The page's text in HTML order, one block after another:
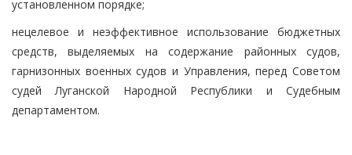
установленном порядке;
нецелевое и неэффективное использование бюджетных
средств, выделяемых на содержание районных судов,
гарнизонных военных судов и Управления, перед Советом
судей Луганской Народной Республики и Судебным
департаментом.